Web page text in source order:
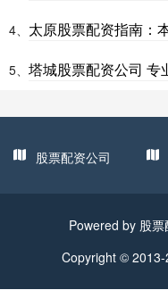
4、 太原股票配资指南：
5、 塔城股票配资公司 专
股票配资公司
Powered by 股票
Copyright © 2013-